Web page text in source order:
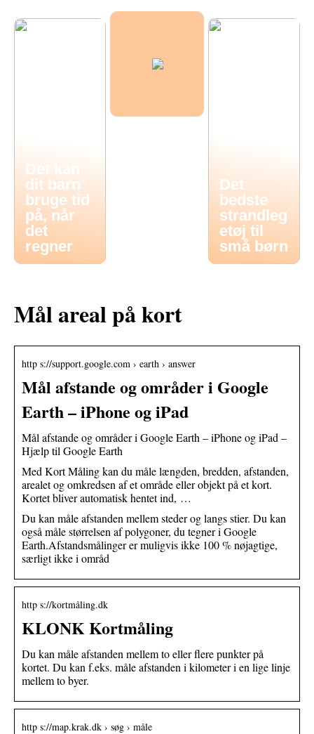
Det kan
dit barn
bruge tid
på, når
det
regner
Det
bedste
strandleg
etøj til
små børn
Mål areal på kort
http s://support.google.com › earth › answer
Mål afstande og områder i Google
Earth – iPhone og iPad
Mål afstande og områder i Google Earth – iPhone og iPad –
Hjælp til Google Earth
Med Kort Måling kan du måle længden, bredden, afstanden,
arealet og omkredsen af et område eller objekt på et kort.
Kortet bliver automatisk hentet ind, …
Du kan måle afstanden mellem steder og langs stier. Du kan
også måle størrelsen af polygoner, du tegner i Google
Earth.Afstandsmålinger er muligvis ikke 100 % nøjagtige,
særligt ikke i områd
http s://kortmåling.dk
KLONK Kortmåling
Du kan måle afstanden mellem to eller flere punkter på
kortet. Du kan f.eks. måle afstanden i kilometer i en lige linje
mellem to byer.
http s://map.krak.dk › søg › måle